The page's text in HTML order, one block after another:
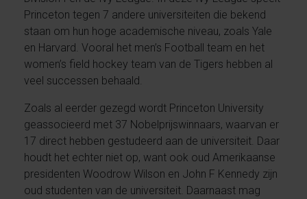
Princeton tegen 7 andere universiteiten die bekend
staan om hun hoge academische niveau, zoals Yale
en Harvard. Vooral het men’s Football team en het
women’s field hockey team van de Tigers hebben al
veel successen behaald.
Zoals al eerder gezegd wordt Princeton University
geassocieerd met 37 Nobelprijswinnaars, waarvan er
17 direct hebben gestudeerd aan de universiteit. Daar
houdt het echter niet op, want ook oud Amerikaanse
presidenten Woodrow Wilson en John F Kennedy zijn
oud studenten van de universiteit. Daarnaast mag